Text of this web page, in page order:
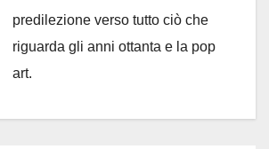
predilezione verso tutto ciò che
riguarda gli anni ottanta e la pop
art.